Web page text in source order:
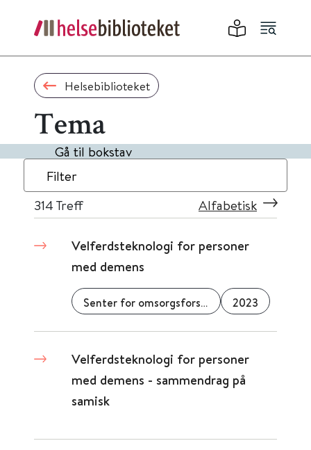
Helsebiblioteket
Tema
Gå til bokstav
Filter
314 Treff Alfabetisk
Velferdsteknologi for personer
med demens
Senter for omsorgsforskning 2023
Velferdsteknologi for personer
med demens - sammendrag på
samisk